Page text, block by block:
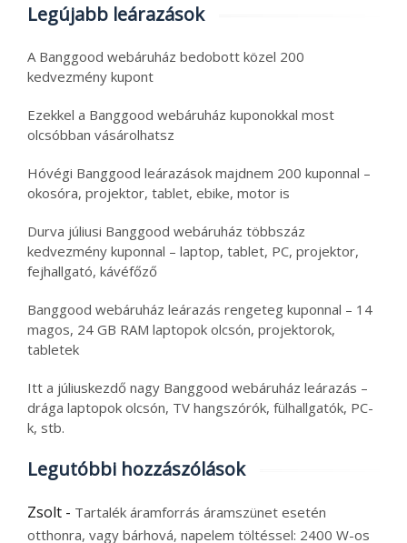
Legújabb leárazások
A Banggood webáruház bedobott közel 200
kedvezmény kupont
Ezekkel a Banggood webáruház kuponokkal most
olcsóbban vásárolhatsz
Hóvégi Banggood leárazások majdnem 200 kuponnal –
okosóra, projektor, tablet, ebike, motor is
Durva júliusi Banggood webáruház többszáz
kedvezmény kuponnal – laptop, tablet, PC, projektor,
fejhallgató, kávéfőző
Banggood webáruház leárazás rengeteg kuponnal – 14
magos, 24 GB RAM laptopok olcsón, projektorok,
tabletek
Itt a júliuskezdő nagy Banggood webáruház leárazás –
drága laptopok olcsón, TV hangszórók, fülhallgatók, PC-
k, stb.
Legutóbbi hozzászólások
Zsolt - Tartalék áramforrás áramszünet esetén
otthonra, vagy bárhová, napelem töltéssel: 2400 W-os